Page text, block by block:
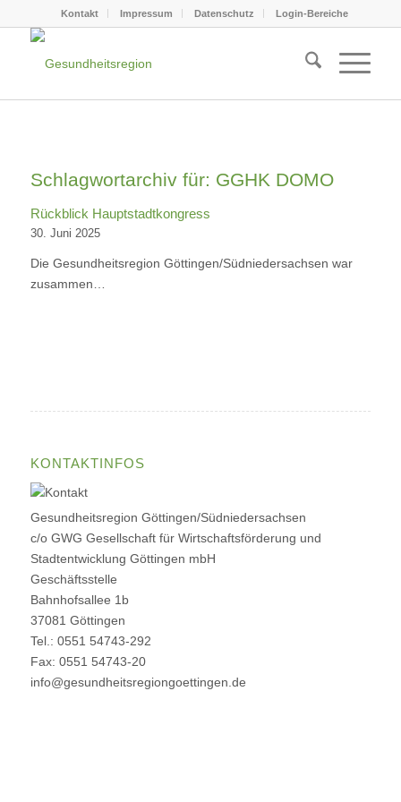
Kontakt Impressum Datenschutz Login-Bereiche
Schlagwortarchiv für: GGHK DOMO
Rückblick Hauptstadtkongress
30. Juni 2025
Die Gesundheitsregion Göttingen/Südniedersachsen war
zusammen…
KONTAKTINFOS
Gesundheitsregion Göttingen/Südniedersachsen
c/o GWG Gesellschaft für Wirtschaftsförderung und
Stadtentwicklung Göttingen mbH
Geschäftsstelle
Bahnhofsallee 1b
37081 Göttingen
Tel.: 0551 54743-292
Fax: 0551 54743-20
info@gesundheitsregiongoettingen.de